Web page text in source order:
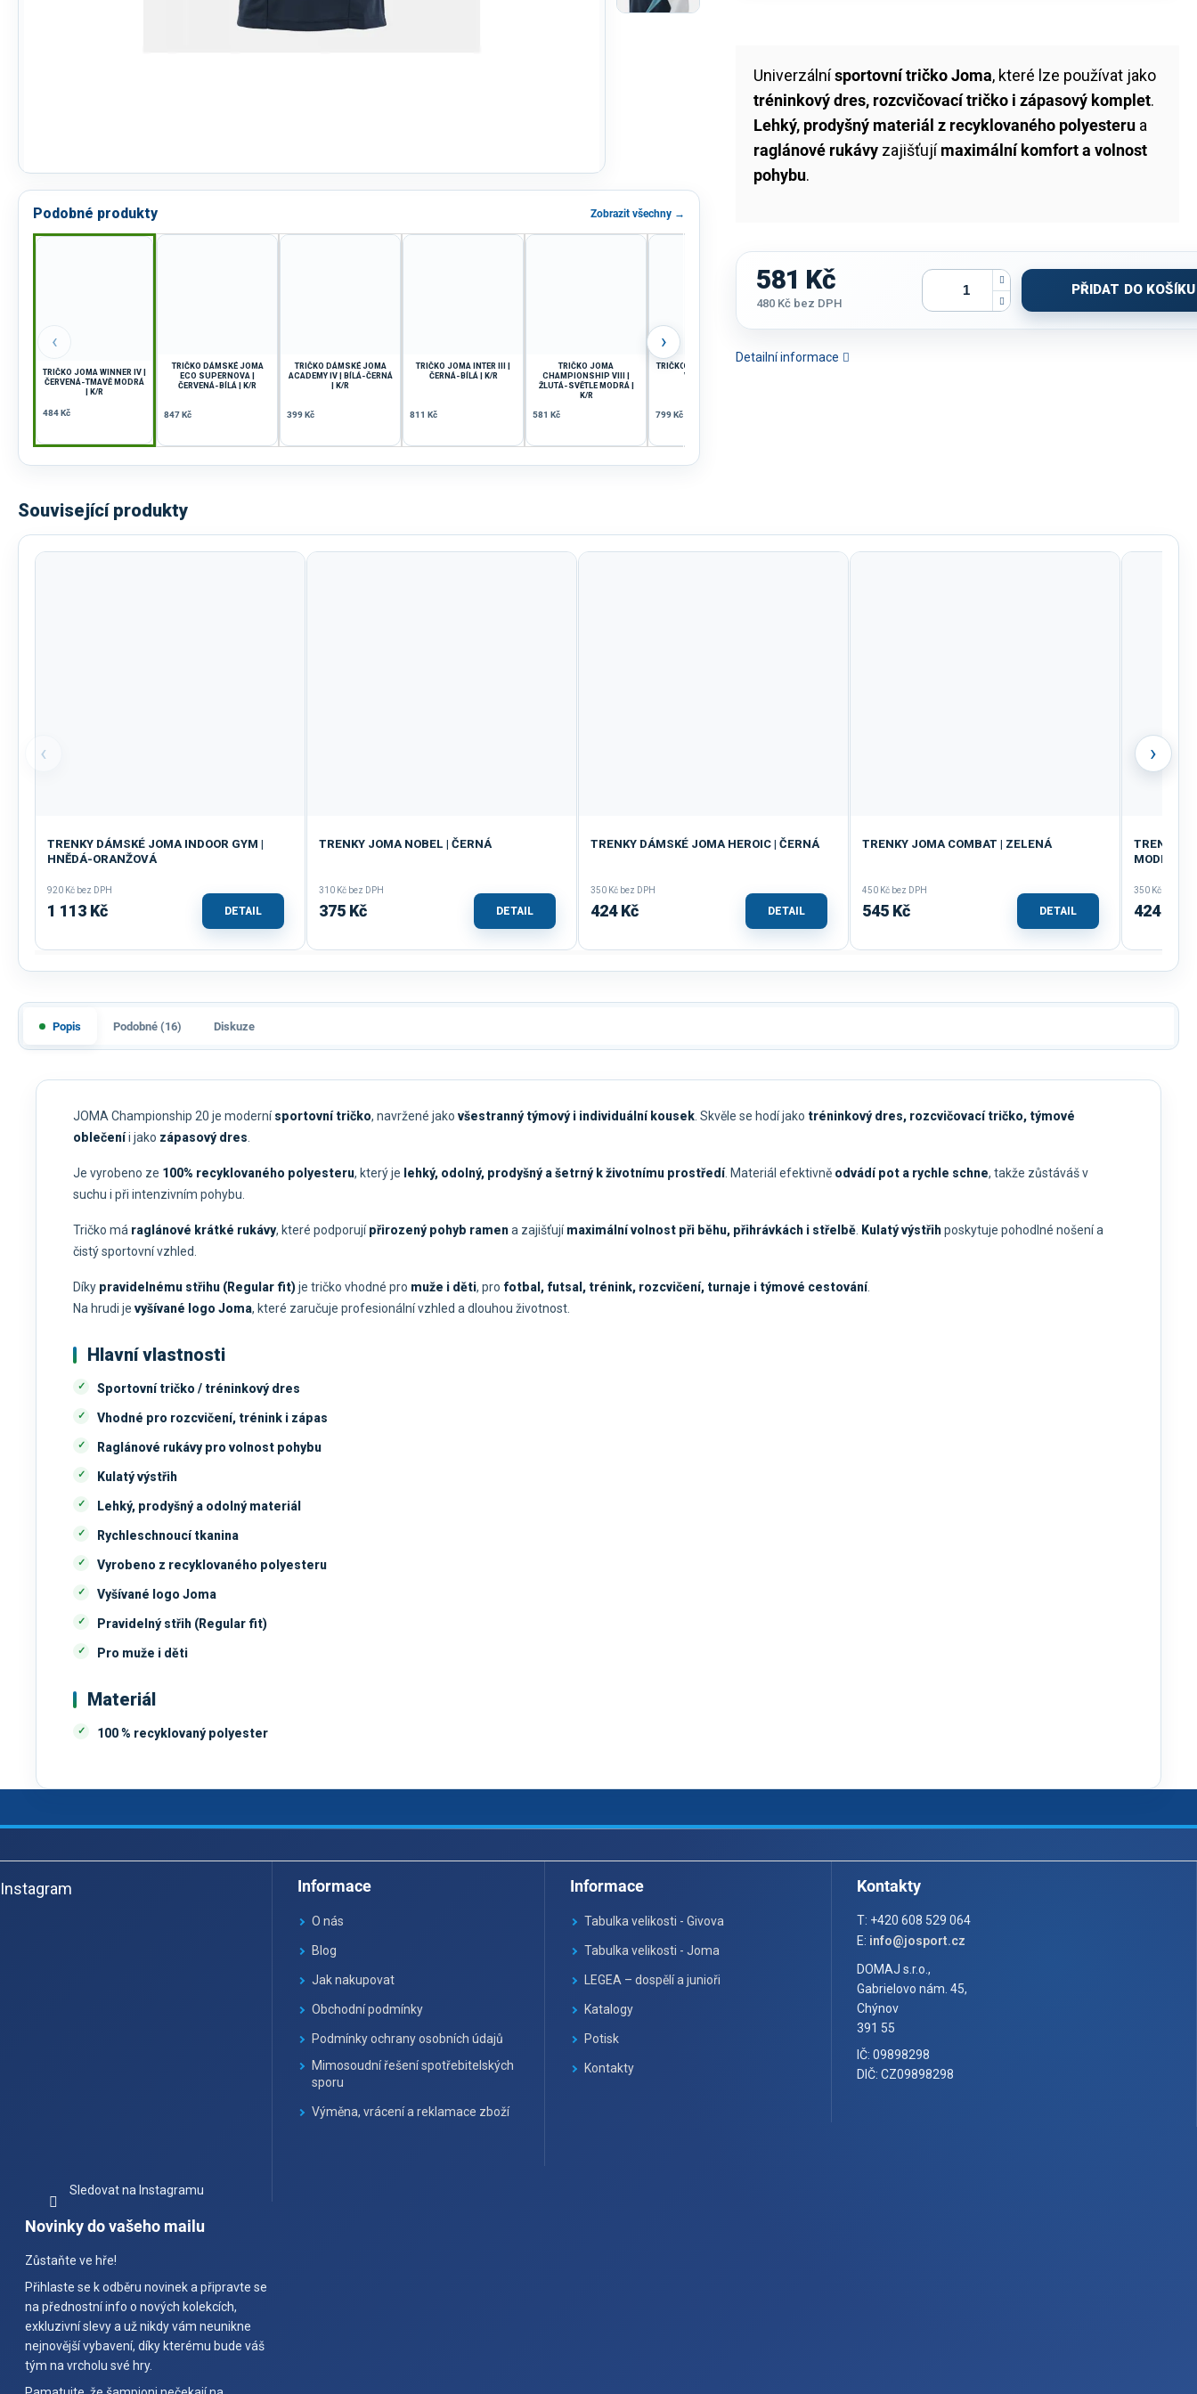
Podobné produkty Zobrazit všechny →
‹
TRIČKO JOMA WINNER IV |
ČERVENÁ-TMAVĚ MODRÁ
| K/R
484 Kč
TRIČKO DÁMSKÉ JOMA
ECO SUPERNOVA |
ČERVENÁ-BÍLÁ | K/R
847 Kč
TRIČKO DÁMSKÉ JOMA
ACADEMY IV | BÍLÁ-ČERNÁ
| K/R
399 Kč
TRIČKO JOMA INTER III |
ČERNÁ-BÍLÁ | K/R
811 Kč
TRIČKO JOMA
CHAMPIONSHIP VIII |
ŽLUTÁ-SVĚTLE MODRÁ |
K/R
581 Kč
TRIČKO JOMA TOLETUM V |
VÍNOVÁ | K/R
799 Kč
›
Univerzálnísportovní tričko Joma, které lze používat jako
tréninkový dres, rozcvičovací tričko i zápasový komplet.
Lehký, prodyšný materiál z recyklovaného polyesteru a
raglánové rukávy zajišťujímaximální komfort a volnost
pohybu.
Detailní informace
581 Kč
480 Kč bez DPH
PŘIDAT DO KOŠÍKU
Související produkty
‹
TRENKY DÁMSKÉ JOMA INDOOR GYM |
HNĚDÁ-ORANŽOVÁ
920 Kč bez DPH
1 113 Kč DETAIL
TRENKY JOMA NOBEL | ČERNÁ
310 Kč bez DPH
375 Kč DETAIL
TRENKY DÁMSKÉ JOMA HEROIC | ČERNÁ
350 Kč bez DPH
424 Kč DETAIL
TRENKY JOMA COMBAT | ZELENÁ
450 Kč bez DPH
545 Kč DETAIL
TRENKY
MODRÁ
350 Kč bez
424 Kč
›
Popis Podobné (16) Diskuze
JOMA Championship 20 je modernísportovní tričko, navržené jako všestranný týmový i individuální kousek. Skvěle se hodí jako tréninkový dres, rozcvičovací tričko, týmové
oblečeníi jako zápasový dres.
Je vyrobeno ze 100% recyklovaného polyesteru, který je lehký, odolný, prodyšný a šetrný k životnímu prostředí. Materiál efektivně odvádí pot a rychle schne, takže zůstáváš v
suchu i při intenzivním pohybu.
Tričko má raglánové krátké rukávy, které podporujípřirozený pohyb ramena zajišťujímaximální volnost při běhu, přihrávkách i střelbě. Kulatý výstřihposkytuje pohodlné nošení a
čistý sportovní vzhled.
Díky pravidelnému střihu (Regular fit)je tričko vhodné pro muže i děti, pro fotbal, futsal, trénink, rozcvičení, turnaje i týmové cestování.
Na hrudi je vyšívané logo Joma, které zaručuje profesionální vzhled a dlouhou životnost.
Hlavní vlastnosti
Sportovní tričko / tréninkový dres
Vhodné pro rozcvičení, trénink i zápas
Raglánové rukávy pro volnost pohybu
Kulatý výstřih
Lehký, prodyšný a odolný materiál
Rychleschnoucí tkanina
Vyrobeno z recyklovaného polyesteru
Vyšívané logo Joma
Pravidelný střih (Regular fit)
Pro muže i děti
Materiál
100 % recyklovaný polyester
á
pInstagram
Sledovat na Instagramu
Informace
O nás
Blog
Jak nakupovat
Obchodní podmínky
Podmínky ochrany osobních údajů
Mimosoudní řešení spotřebitelských
sporu
Výměna, vrácení a reklamace zboží
Informace
Tabulka velikosti - Givova
Tabulka velikosti - Joma
LEGEA – dospělí a junioři
Katalogy
Potisk
Kontakty
Kontakty
T: +420 608 529 064
E: info@josport.cz
DOMAJ s.r.o.,
Gabrielovo nám. 45,
Chýnov
391 55
IČ: 09898298
DIČ: CZ09898298
Novinky do vašeho mailu
Zůstaňte ve hře!
Přihlaste se k odběru novinek a připravte se
na přednostní info o nových kolekcích,
exkluzivní slevy a už nikdy vám neunikne
nejnovější vybavení, díky kterému bude váš
tým na vrcholu své hry.